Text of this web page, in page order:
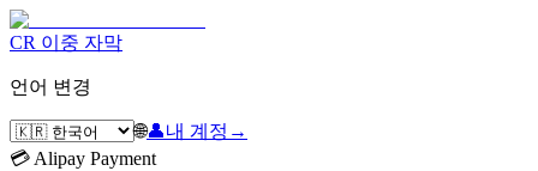
CR 이중 자막
언어 변경
🌐👤내 계정 →
💳 Alipay Payment